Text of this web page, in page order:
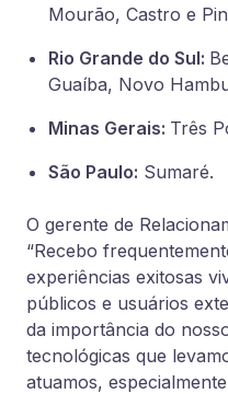
Mourão, Castro e
Rio Grande do Sul:
Guaíba, Novo
Minas Gerais: Três
São Paulo: Sumaré.
O gerente de
“Recebo
experiências exitosas
públicos e usuários
da importância do
tecnológicas que
atuamos,